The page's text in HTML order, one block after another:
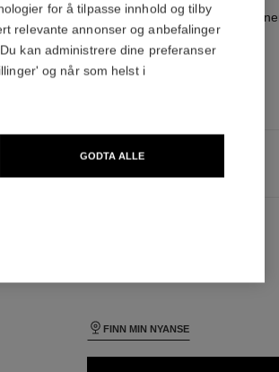
Ultimat Serumfoundation:
Flere detaljer
Ref. 147184
STØRRELSE
FINN MIN NYANSE
for å tilpasse innhold og tilby
relevante annonser og anbefalinger
kan administrere dine preferanser
og når som helst i
GODTA ALLE